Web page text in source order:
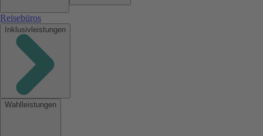
Reisebüros
Inklusivleistungen
Wahlleistungen